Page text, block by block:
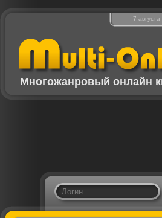
7
Многожанровый онлайн